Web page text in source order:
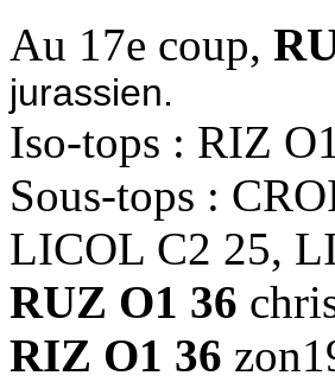
Au 17e coup,
jurassien.
Iso-tops : RIZ
Sous-tops :
LICOL C2 25,
RUZ O1 36
RIZ O1 36